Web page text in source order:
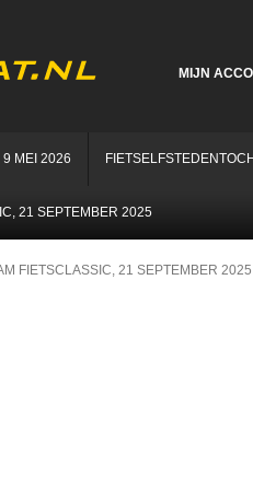
MIJN
9 MEI 2026
21 SEPTEMBER 2025
FIETSCLASSIC, 21 SEPTEMBER 2025